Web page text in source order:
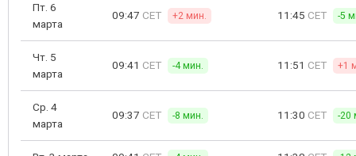
Пт. 6
марта
09:47 CET +2 мин. 11:45 CET -5
Чт. 5
марта
09:41 CET -4 мин. 11:51 CET +1
Ср. 4
марта
09:37 CET -8 мин. 11:30 CET -20